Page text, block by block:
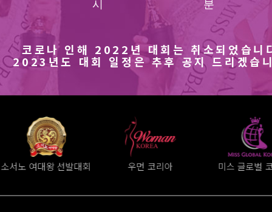
코로나 인해 2022년 대회는 취소되었습니
2023년도 대회 일정은 추후 공지 드리겠습
우먼 코리아 미스 글로벌 코리아 미시즈 로얄